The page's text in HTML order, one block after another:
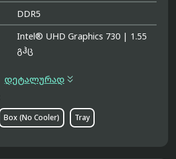
DDR5
Intel® UHD Graphics 730| 1.55
გჰც
დეტალურად 
Box (No Cooler) Tray